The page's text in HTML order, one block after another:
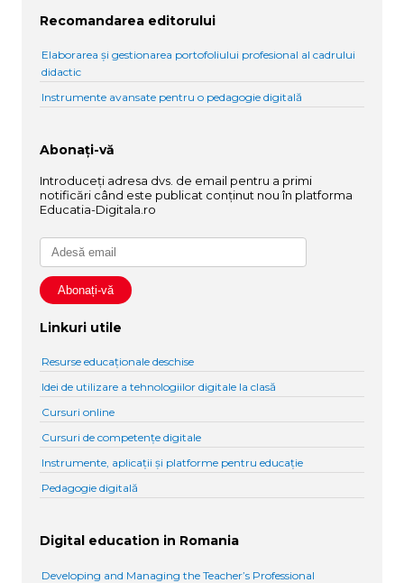
Recomandarea editorului
Elaborarea și gestionarea portofoliului profesional al cadrului
didactic
Instrumente avansate pentru o pedagogie digitală
Abonați-vă
Introduceți adresa dvs. de email pentru a primi
notificări când este publicat conținut nou în platforma
Educatia-Digitala.ro
Linkuri utile
Resurse educaționale deschise
Idei de utilizare a tehnologiilor digitale la clasă
Cursuri online
Cursuri de competențe digitale
Instrumente, aplicații și platforme pentru educație
Pedagogie digitală
Digital education in Romania
Developing and Managing the Teacher’s Professional